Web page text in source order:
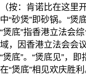
（按：肯诺比在这里
中“砂煲”即砂锅。“煲
“煲底”指香港立法会
域，因香港立法会会
“煲底”。“煲底见”，
在“煲底”相见欢庆胜利